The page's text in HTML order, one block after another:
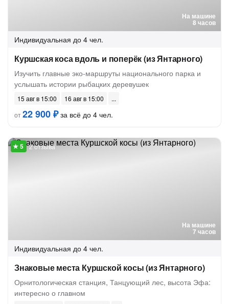
На машине
8 часов
Индивидуальная до 4 чел.
Куршская коса вдоль и поперёк (из Янтарного)
Изучить главные эко-маршруты национального парка и
услышать истории рыбацких деревушек
15 авг в 15:00
16 авг в 15:00
от22 900 ₽за всё до 4 чел.
На машине
7 часов
2 отзыва
Индивидуальная до 4 чел.
Знаковые места Куршской косы (из Янтарного)
Орнитологическая станция, Танцующий лес, высота Эфа:
интересно о главном